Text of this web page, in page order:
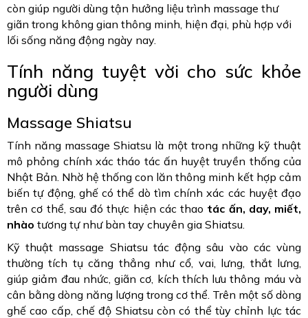
còn giúp người dùng tận hưởng liệu trình massage thư
giãn trong không gian thông minh, hiện đại, phù hợp với
lối sống năng động ngày nay.
Tính năng tuyệt vời cho sức khỏe
người dùng
Massage Shiatsu
Tính năng massage Shiatsu là một trong những kỹ thuật
mô phỏng chính xác tháo tác ấn huyệt truyền thống của
Nhật Bản. Nhờ hệ thống con lăn thông minh kết hợp cảm
biến tự động, ghế có thể dò tìm chính xác các huyệt đạo
trên cơ thể, sau đó thực hiện các thao tác ấn, day, miết,
nhào tương tự như bàn tay chuyên gia Shiatsu.
Kỹ thuật massage Shiatsu tác động sâu vào các vùng
thường tích tụ căng thẳng như cổ, vai, lưng, thắt lưng,
giúp giảm đau nhức, giãn cơ, kích thích lưu thông máu và
cân bằng dòng năng lượng trong cơ thể. Trên một số dòng
ghế cao cấp, chế độ Shiatsu còn có thể tùy chỉnh lực tác